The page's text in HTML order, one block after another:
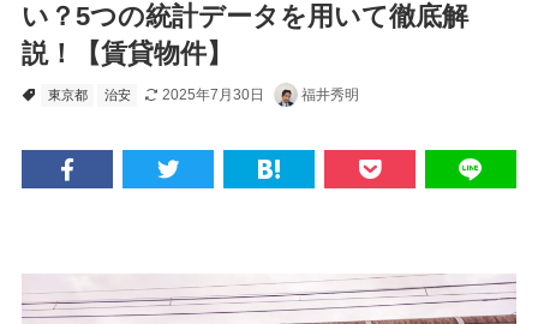
い？5つの統計データを用いて徹底解
説！【賃貸物件】
東京都 治安 2025年7月30日 福井秀明